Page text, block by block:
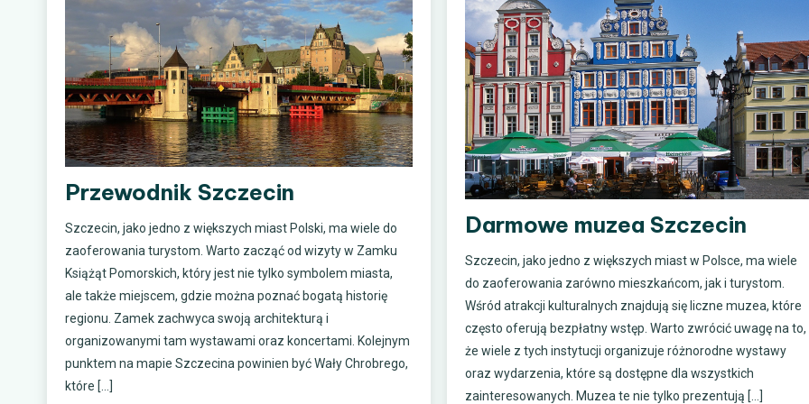
Przewodnik Szczecin
Szczecin, jako jedno z większych miast Polski, ma wiele do
zaoferowania turystom. Warto zacząć od wizyty w Zamku
Książąt Pomorskich, który jest nie tylko symbolem miasta,
ale także miejscem, gdzie można poznać bogatą historię
regionu. Zamek zachwyca swoją architekturą i
organizowanymi tam wystawami oraz koncertami. Kolejnym
punktem na mapie Szczecina powinien być Wały Chrobrego,
które […]
Darmowe muzea Szczecin
Szczecin, jako jedno z większych miast w Polsce, ma wiele
do zaoferowania zarówno mieszkańcom, jak i turystom.
Wśród atrakcji kulturalnych znajdują się liczne muzea, które
często oferują bezpłatny wstęp. Warto zwrócić uwagę na to,
że wiele z tych instytucji organizuje różnorodne wystawy
oraz wydarzenia, które są dostępne dla wszystkich
zainteresowanych. Muzea te nie tylko prezentują […]